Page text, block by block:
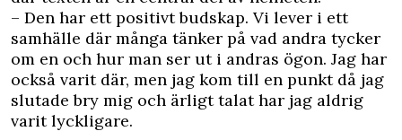
– Den har ett positivt budskap. Vi lever i ett
samhälle där många tänker på vad andra tycker
om en och hur man ser ut i andras ögon. Jag har
också varit där, men jag kom till en punkt då jag
slutade bry mig och ärligt talat har jag aldrig
varit lyckligare.